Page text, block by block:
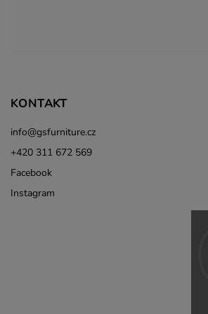
KONTAKT
info@gsfurniture.cz
+420 311 672 569
Facebook
Instagram